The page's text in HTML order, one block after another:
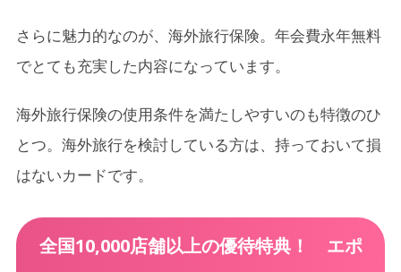
さらに魅力的なのが、海外旅行保険。年会費永年無料
でとても充実した内容になっています。
海外旅行保険の使用条件を満たしやすいのも特徴のひ
とつ。海外旅行を検討している方は、持っておいて損
はないカードです。
全国10,000店舗以上の優待特典！ エポ